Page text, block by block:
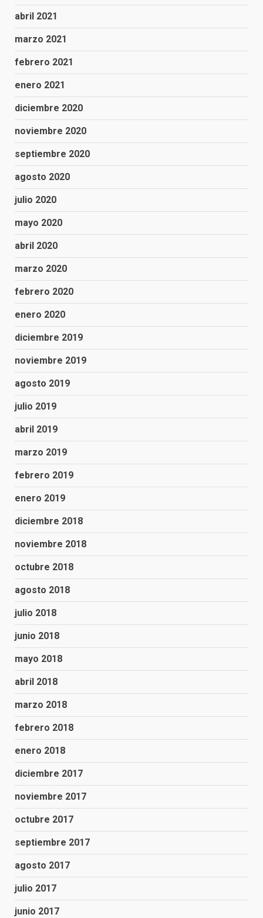
abril 2021
marzo 2021
febrero 2021
enero 2021
diciembre 2020
noviembre 2020
septiembre 2020
agosto 2020
julio 2020
mayo 2020
abril 2020
marzo 2020
febrero 2020
enero 2020
diciembre 2019
noviembre 2019
agosto 2019
julio 2019
abril 2019
marzo 2019
febrero 2019
enero 2019
diciembre 2018
noviembre 2018
octubre 2018
agosto 2018
julio 2018
junio 2018
mayo 2018
abril 2018
marzo 2018
febrero 2018
enero 2018
diciembre 2017
noviembre 2017
octubre 2017
septiembre 2017
agosto 2017
julio 2017
junio 2017